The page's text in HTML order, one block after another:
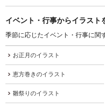
イベント・行事からイラスト
季節に応じたイベント・行事に関
お正月のイラスト
恵方巻きのイラスト
雛祭りのイラスト